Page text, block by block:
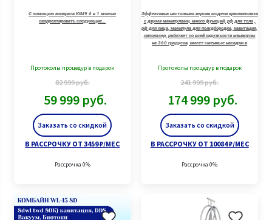
Заказать со скидкой
С помощью аппарата KIM9 6 в 1 можно
скорректировать следующие…
Протоколы процедур в подарок
82 999руб.
59 999 руб.
В РАССРОЧКУ ОТ 3459 ₽/МЕС
Рассрочка 0%
Заказать со скидкой
Эффективна настольная версия модели криолиполиза
с двумя манипулами, много функций, рф для тела ,
рф для лица, манипула для пождбородка, кавитация,
липолазер, работает по всей окружности манипулы
на 360 градусов, имеет сменные насадки в
Протоколы процедур в подарок
241 999руб.
174 999 руб.
В РАССРОЧКУ ОТ 10084 ₽/МЕС
Рассрочка 0%